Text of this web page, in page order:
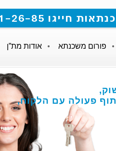
85 או מלאו את הטופס
פורום משכנתא אודות מת”ן
פעולה עם הלקוח,